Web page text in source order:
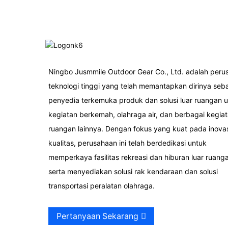
Ningbo Jusmmile Outdoor Gear Co., Ltd. adalah
teknologi tinggi yang telah memantapkan dirinya
penyedia terkemuka produk dan solusi luar ruangan
kegiatan berkemah, olahraga air, dan berbagai
ruangan lainnya. Dengan fokus yang kuat pada
kualitas, perusahaan ini telah berdedikasi untuk
memperkaya fasilitas rekreasi dan hiburan luar
serta menyediakan solusi rak kendaraan dan solusi
transportasi peralatan olahraga.
Pertanyaan Sekarang